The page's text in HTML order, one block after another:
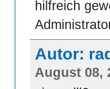
hilfreich
Autor:
August 08,